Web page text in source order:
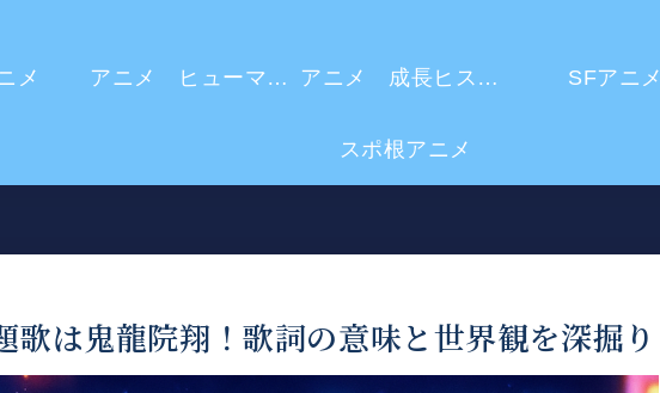
メ アニメ ヒューマンドラマ アニメ 成長ヒストリー SFアニメ
スポ根アニメ
歌は鬼龍院翔！歌詞の意味と世界観を深掘り